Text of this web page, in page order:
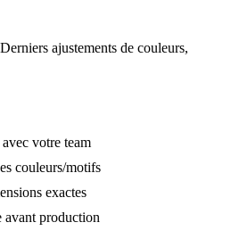
ajustements de couleurs,
votre team
couleurs/motifs
exactes
production